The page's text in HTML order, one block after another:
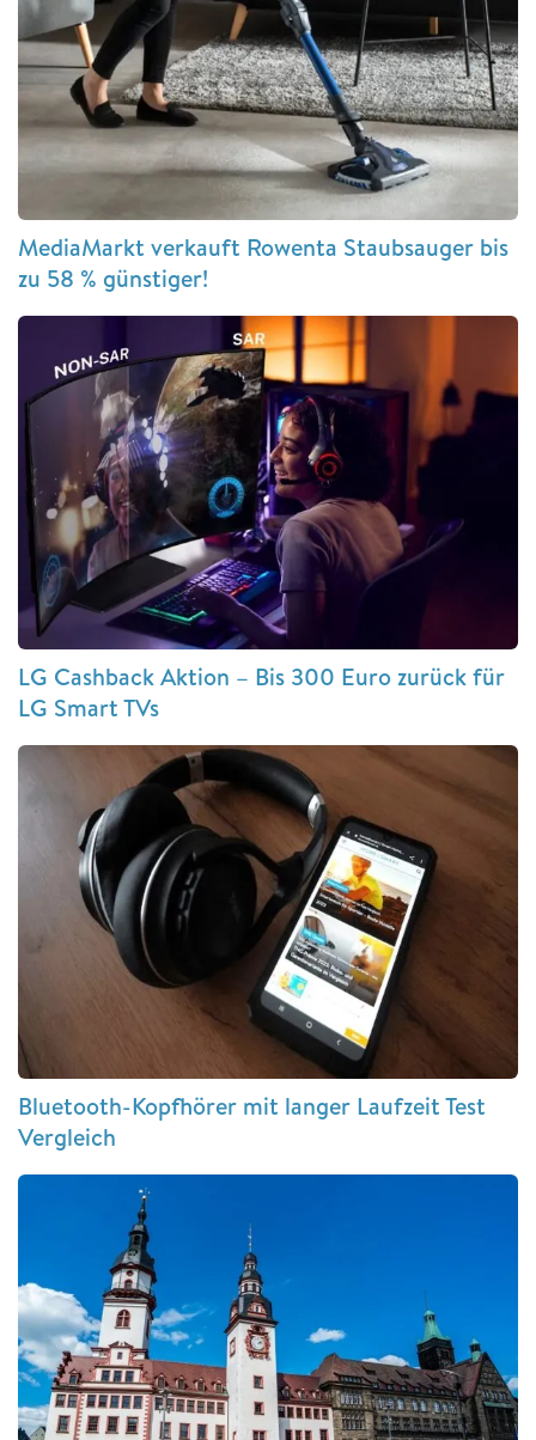
MediaMarkt verkauft Rowenta Staubsauger bis
zu 58 % günstiger!
LG Cashback Aktion – Bis 300 Euro zurück für
LG Smart TVs
Bluetooth-Kopfhörer mit langer Laufzeit Test
Vergleich